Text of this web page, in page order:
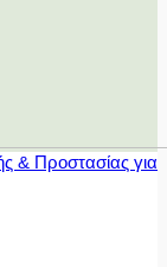
& Προστασίας για